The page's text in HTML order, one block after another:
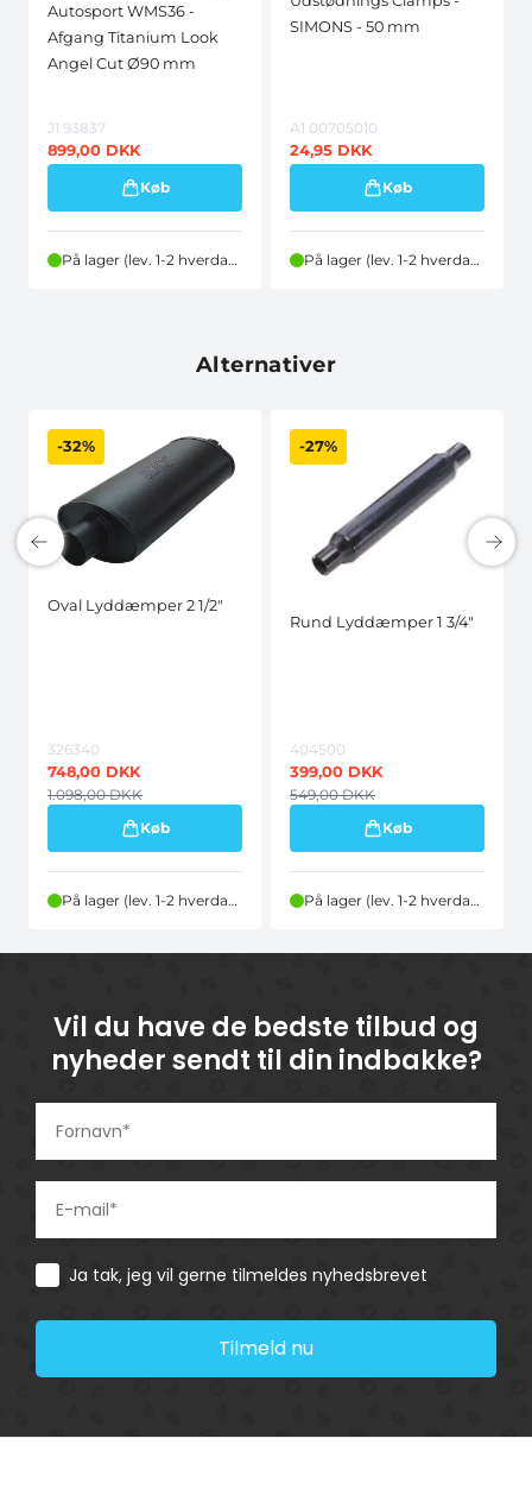
Autosport WMS36 -
Afgang Titanium Look
Angel Cut Ø90 mm
J1 93837
899,00 DKK
Køb
På lager (lev. 1-2 hverdage)
SIMONS - 50 mm
A1 00705010
24,95 DKK
Køb
På lager (lev. 1-2 hverdage)
Alternativer
-32%
Oval Lyddæmper 2 1/2"
326340
748,00 DKK
1.098,00DKK
Køb
På lager (lev. 1-2 hverdage)
-27%
Rund Lyddæmper 1 3/4"
404500
399,00 DKK
549,00DKK
Køb
På lager (lev. 1-2 hverdage)
Vil du have de bedste tilbud og
nyheder sendt til din indbakke?
Consent
Ja tak, jeg vil gerne tilmeldes nyhedsbrevet
Tilmeld nu